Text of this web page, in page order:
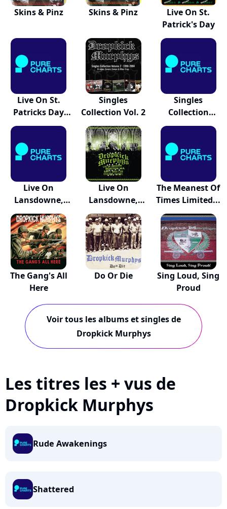
Skins & Pinz Skins & Pinz
Live On St.
Patrick's Day
Live On St.
Patricks Day
From...
Singles
Collection Vol. 2
Singles
Collection
Volume 2
Live On
Lansdowne,
Boston Ma
Live On
Lansdowne,
Boston Ma
The Meanest Of
Times Limited...
The Gang's All
Here
Do Or Die
Sing Loud, Sing
Proud
Voir tous les albums et singles de
Dropkick Murphys
Les titres les + vus de
Dropkick Murphys
Rude Awakenings
Shattered